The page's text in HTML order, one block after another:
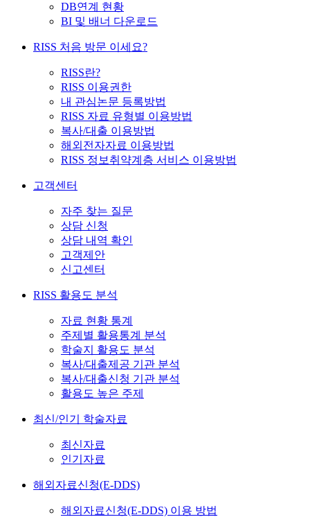
DB연계 현황
BI 및 배너 다운로드
RISS 처음 방문 이세요?
RISS란?
RISS 이용권한
내 관심논문 등록방법
RISS 자료 유형별 이용방법
복사/대출 이용방법
해외전자자료 이용방법
RISS 정보취약계층 서비스 이용방법
고객센터
자주 찾는 질문
상담 신청
상담 내역 확인
고객제안
신고센터
RISS 활용도 분석
자료 현황 통계
주제별 활용통계 분석
학술지 활용도 분석
복사/대출제공 기관 분석
복사/대출신청 기관 분석
활용도 높은 주제
최신/인기 학술자료
최신자료
인기자료
해외자료신청(E-DDS)
해외자료신청(E-DDS) 이용 방법